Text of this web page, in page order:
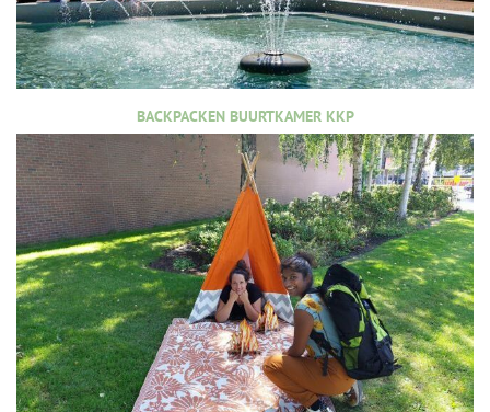
BACKPACKEN BUURTKAMER KKP